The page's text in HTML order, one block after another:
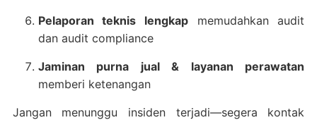
Pelaporan teknis lengkap memudahkan audit
dan audit compliance
Jaminan purna jual & layanan perawatan
memberi ketenangan
Jangan menunggu insiden terjadi—segera kontak